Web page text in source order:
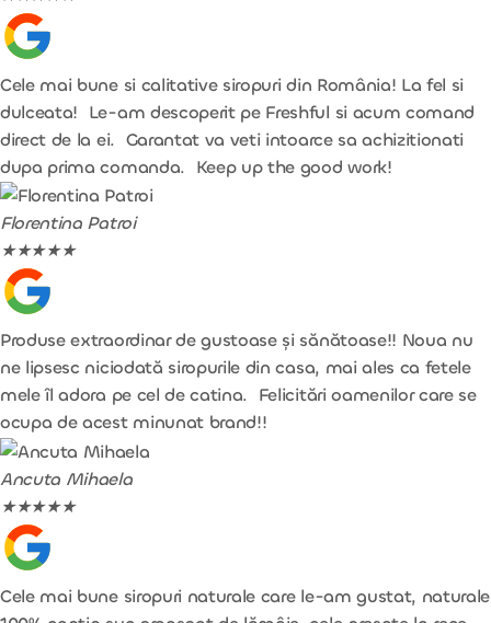
Cele mai bune si calitative siropuri din România! La fel si
dulceata! Le-am descoperit pe Freshful si acum comand
direct de la ei. Garantat va veti intoarce sa achizitionati
dupa prima comanda. Keep up the good work!
Florentina Patroi
★★★★★
Produse extraordinar de gustoase și sănătoase!! Noua nu
ne lipsesc niciodată siropurile din casa, mai ales ca fetele
mele îl adora pe cel de catina. Felicitări oamenilor care se
ocupa de acest minunat brand!!
Ancuta Mihaela
★★★★★
Cele mai bune siropuri naturale care le-am gustat, naturale